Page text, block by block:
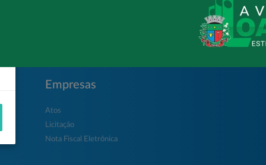
Empresas
Atos
Licitação
Nota Fiscal Eletrônica